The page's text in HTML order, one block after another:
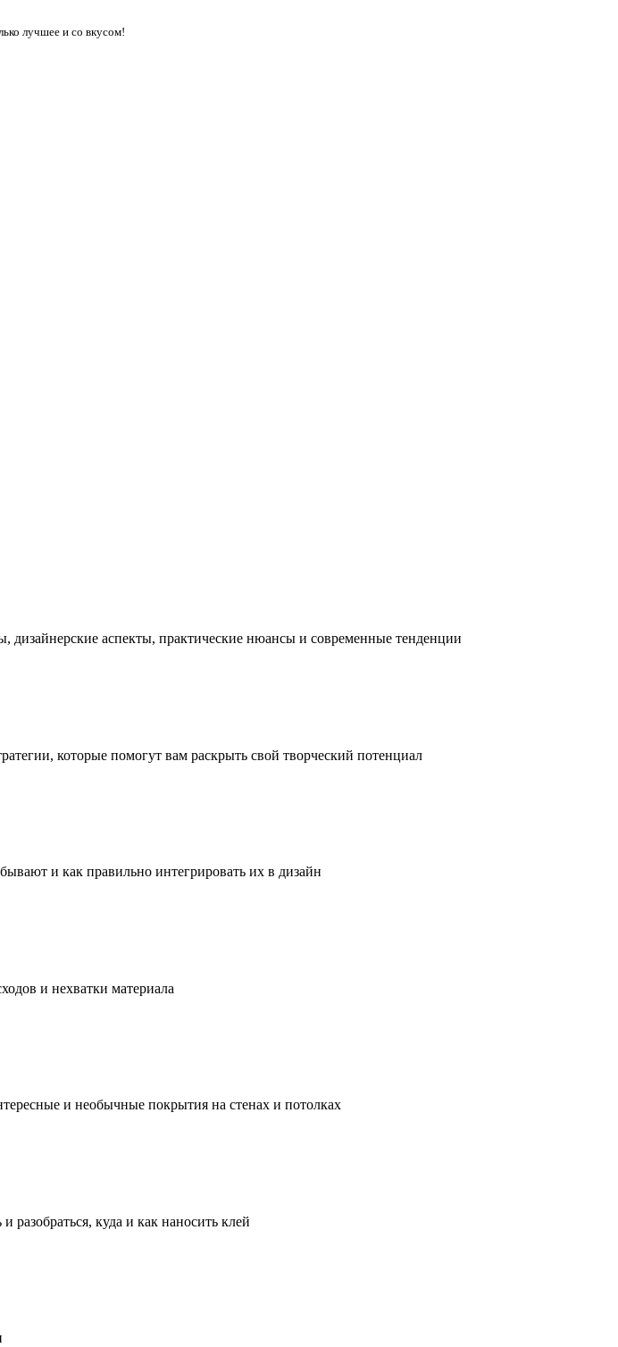
лучшее и со вкусом!
дизайнерские аспекты, практические нюансы и современные тенденции
которые помогут вам раскрыть свой творческий потенциал
и как правильно интегрировать их в дизайн
и нехватки материала
и необычные покрытия на стенах и потолках
разобраться, куда и как наносить клей